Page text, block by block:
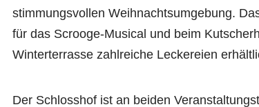
stimmungsvollen Weihnachtsumgebung.
für das Scrooge-Musical und beim
Winterterrasse zahlreiche Leckereien
Der Schlosshof ist an beiden